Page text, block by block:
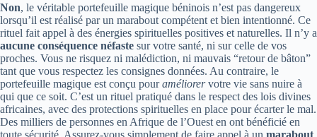
Non, le véritable portefeuille magique béninois n’est pas dangereux
lorsqu’il est réalisé par un marabout compétent et bien intentionné. Ce
rituel fait appel à des énergies spirituelles positives et naturelles. Il n’y a
aucune conséquence néfaste sur votre santé, ni sur celle de vos
proches. Vous ne risquez ni malédiction, ni mauvais “retour de bâton”
tant que vous respectez les consignes données. Au contraire, le
portefeuille magique est conçu pouraméliorervotre vie sans nuire à
qui que ce soit. C’est un rituel pratiqué dans le respect des lois divines
africaines, avec des protections spirituelles en place pour écarter le mal.
Des milliers de personnes en Afrique de l’Ouest en ont bénéficié en
toute sécurité. Assurez-vous simplement de faire appel à un marabout